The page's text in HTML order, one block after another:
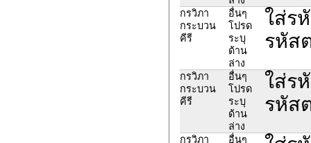
กรวิภา
กระบวน
คีรี
อื่นๆ
โปรด
ระบุ
ด้าน
ล่าง
ใส่ร
รหัส
กรวิภา
กระบวน
คีรี
อื่นๆ
โปรด
ระบุ
ด้าน
ล่าง
ใส่ร
รหัส
กรวิภา
อื่นๆ